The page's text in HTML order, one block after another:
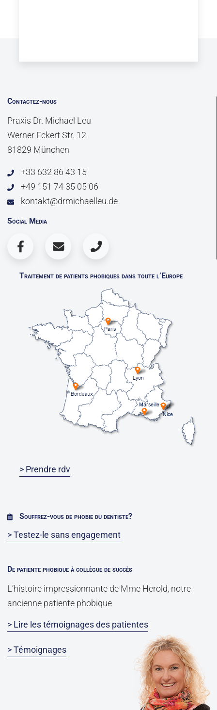
Contactez-nous
Praxis Dr. Michael Leu
Werner Eckert Str. 12
81829 München
+33 632 86 43 15
+49 151 74 35 05 06
kontakt@drmichaelleu.de
Social Media
Traitement de patients phobiques dans toute l’Europe
> Prendre rdv
Souffrez-vous de phobie du dentiste?
> Testez-le sans engagement
De patiente phobique à collègue de succès
L’histoire impressionnante de Mme Herold, notre
ancienne patiente phobique
> Lire les témoignages des patientes
> Témoignages